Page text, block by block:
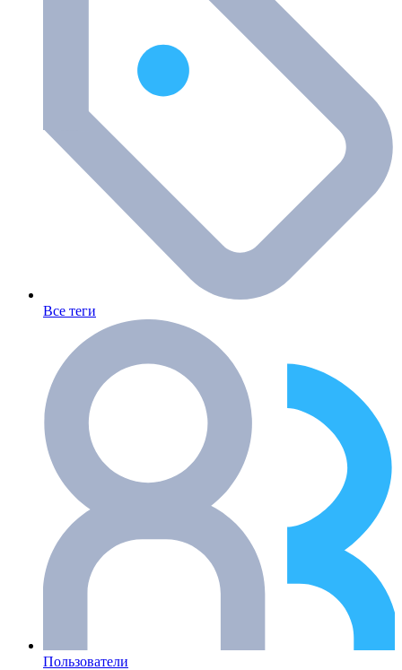
Все теги
Пользователи